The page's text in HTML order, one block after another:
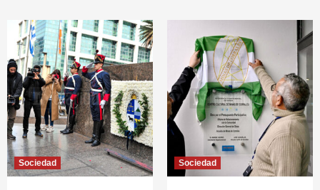
Sociedad Sociedad